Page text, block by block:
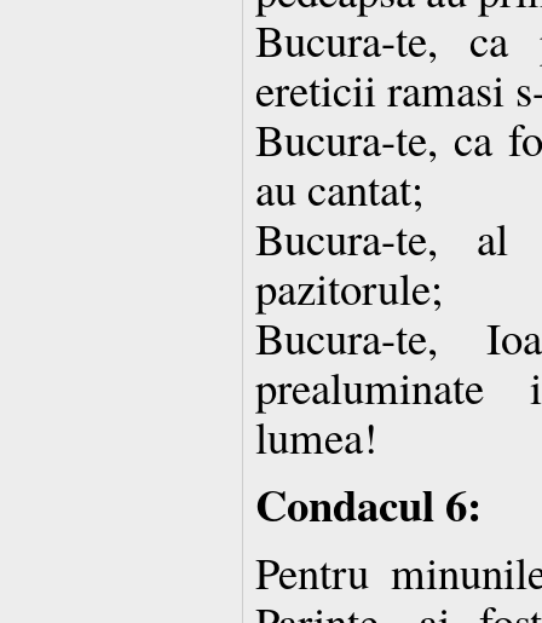
Bucura-te,
ereticii ramasi
Bucura-te, ca
au cantat;
Bucura-te,
pazitorule;
Bucura-te,
prealuminate
lumea!
Condacul 6:
Pentru